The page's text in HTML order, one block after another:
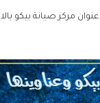
مركز صيانة بيكو